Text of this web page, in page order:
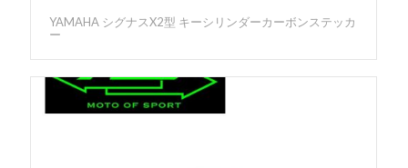
YAMAHA シグナスX2型 キーシリンダーカーボンステッカ
ー